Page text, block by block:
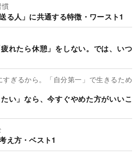
慣
る人」に共通する特徴・ワースト1
れたら休憩」をしない。では、いつ
すぎるから。「自分第一」で生きるため
い」なら、今すぐやめた方がいいこ
え方・ベスト1